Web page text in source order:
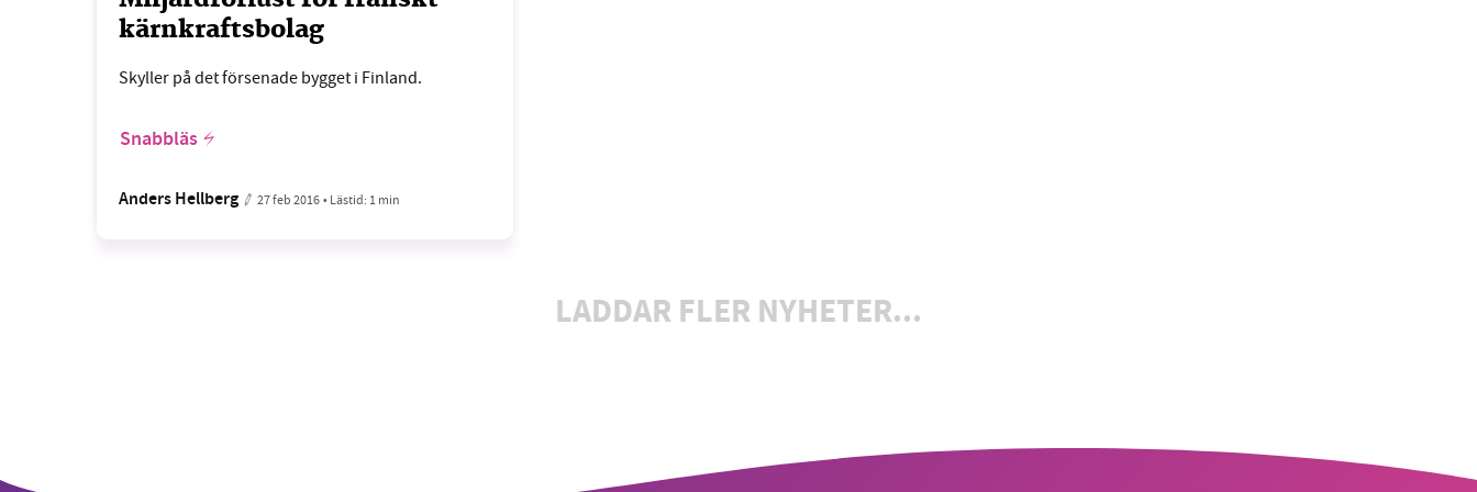
kärnkraftsbolag
Skyller på det försenade bygget i Finland.
Snabbläs
Anders Hellberg 27 feb 2016• Lästid: 1 min
LADDAR FLER NYHETER...